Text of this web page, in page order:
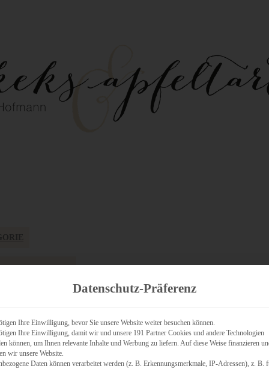
KÄSEKUCHEN
Datenschutz-Präferenz
Ihre Einwilligung, bevor Sie unsere Website weiter besuchen können.
Ihre Einwilligung, damit wir und unsere 191 Partner Cookies und andere Technologien
können, um Ihnen relevante Inhalte und Werbung zu liefern. Auf diese Weise finanzieren
wir unsere Website.
Daten können verarbeitet werden (z. B. Erkennungsmerkmale, IP-Adressen), z. B.